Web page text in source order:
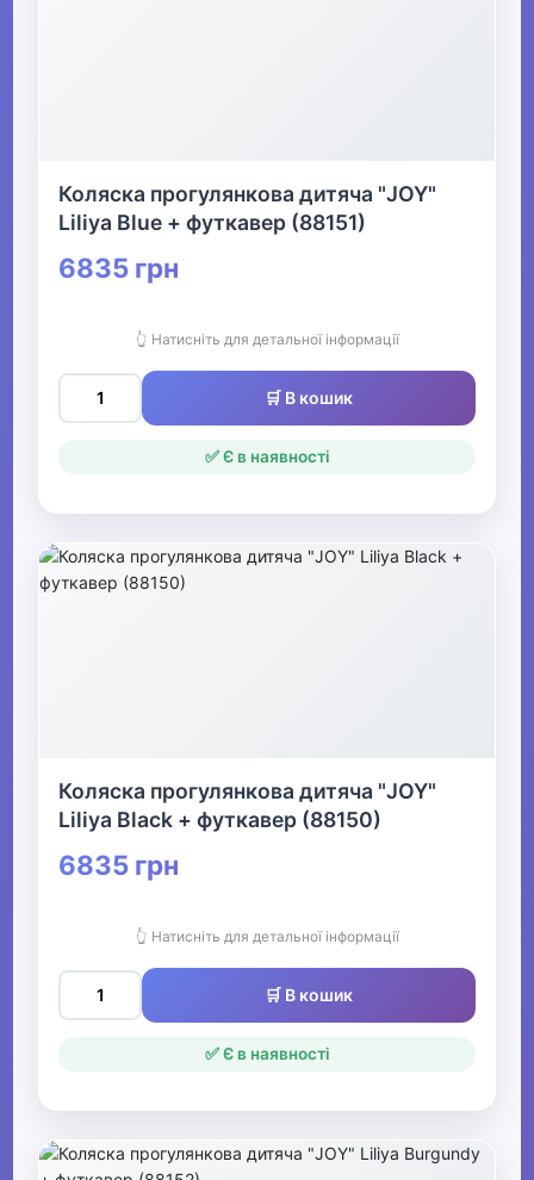
Коляска прогулянкова дитяча "JOY"
Liliya Blue + футкавер (88151)
6835 грн
👆 Натисніть для детальної інформації
🛒 В кошик
✅ Є в наявності
Коляска прогулянкова дитяча "JOY"
Liliya Black + футкавер (88150)
6835 грн
👆 Натисніть для детальної інформації
🛒 В кошик
✅ Є в наявності